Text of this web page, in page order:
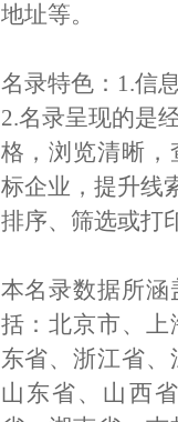
地址等。
名录特色：1.信
2.名录呈现的是
格，浏览清晰
标企业，提升线
排序、筛选或打
本名录数据所
括：北京市、
东省、浙江省
山东省、山西